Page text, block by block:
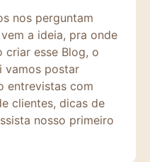
nos perguntam
a ideia, pra onde
criar esse Blog, o
vamos postar
entrevistas com
clientes, dicas de
nosso primeiro